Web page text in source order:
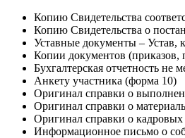
Копию Свидетельства
Копию Свидетельства о
Уставные документы – Устав,
Копии документов (приказов,
Бухгалтерская отчетность
Анкету участника (форма 10)
Оригинал справки о
Оригинал справки о
Оригинал справки о
Информационное письмо о